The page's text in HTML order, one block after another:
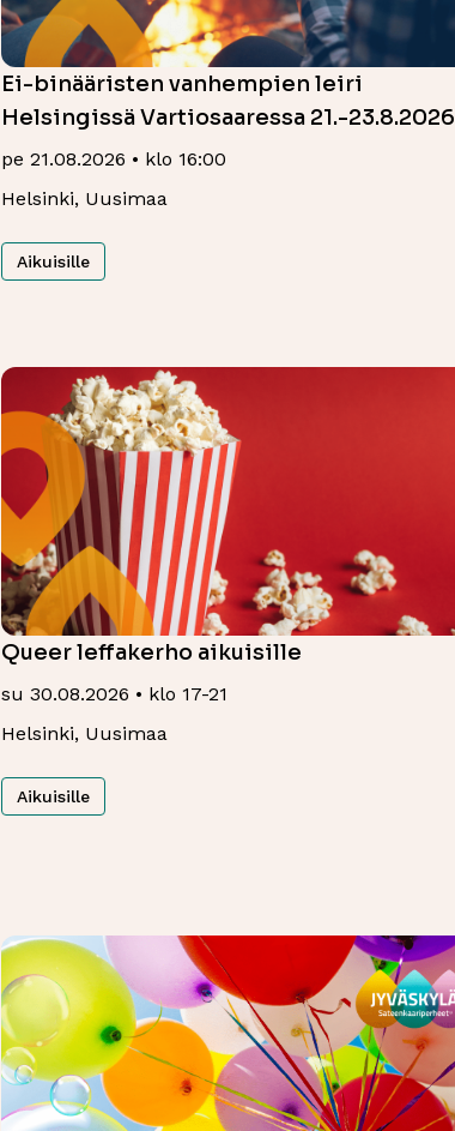
Ei-binääristen vanhempien leiri
Helsingissä Vartiosaaressa 21.-23.8.2026
pe 21.08.2026 • klo 16:00
Helsinki, Uusimaa
Aikuisille
Queer leffakerho aikuisille
su 30.08.2026 • klo 17-21
Helsinki, Uusimaa
Aikuisille